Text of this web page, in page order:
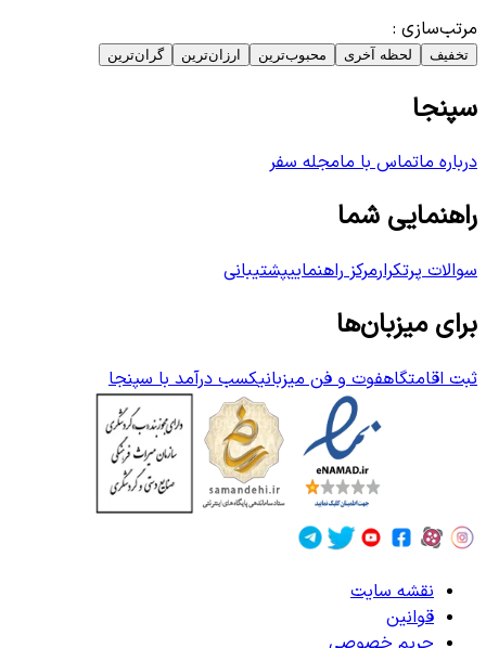
مرتب‌سازی :
تخفیف لحظه آخری محبوب‌ترین ارزان‌ترین گران‌ترین
سپنجا
درباره ماتماس با مامجله سفر
راهنمایی شما
سوالات پرتکرارمرکز راهنماییپشتیبانی
برای میزبان‌ها
ثبت اقامتگاهفوت و فن میزبانیکسب درآمد با سپنجا
نقشه سایت
قوانین